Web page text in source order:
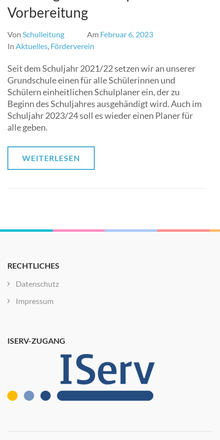
Vorbereitung
Von Schulleitung Am Februar 6, 2023
In Aktuelles, Förderverein
Seit dem Schuljahr 2021/22 setzen wir an unserer
Grundschule einen für alle Schülerinnen und
Schülern einheitlichen Schulplaner ein, der zu
Beginn des Schuljahres ausgehändigt wird. Auch im
Schuljahr 2023/24 soll es wieder einen Planer für
alle geben.
WEITERLESEN
RECHTLICHES
Datenschutz
Impressum
ISERV-ZUGANG